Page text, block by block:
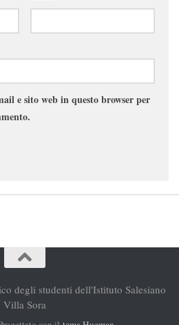
e sito web in questo browser per
degli studenti dell'Istituto Salesiano
Villa Sora